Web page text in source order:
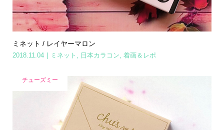
ミネット / レイヤーマロン
2018.11.04 ミネット , 日本カラコン, 着画＆レポ
チューズミー
Share